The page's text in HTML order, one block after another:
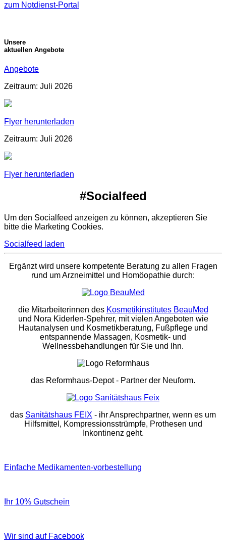
zum Notdienst-Portal
Unsere
aktuellen Angebote
Angebote
Zeitraum: Juli 2026
Flyer herunterladen
Zeitraum: Juli 2026
Flyer herunterladen
#Socialfeed
Um den Socialfeed anzeigen zu können, akzeptieren Sie
bitte die Marketing Cookies.
Socialfeed laden
Ergänzt wird unsere kompetente Beratung zu allen Fragen
rund um Arzneimittel und Homöopathie durch:
die Mitarbeiterinnen des Kosmetikinstitutes BeauMed
und Nora Kiderlen-Spehrer, mit vielen Angeboten wie
Hautanalysen und Kosmetikberatung, Fußpflege und
entspannende Massagen, Kosmetik- und
Wellnessbehandlungen für Sie und Ihn.
das Reformhaus-Depot- Partner der Neuform.
das Sanitätshaus FEIX - ihr Ansprechpartner, wenn es um
Hilfsmittel, Kompressionsstrümpfe, Prothesen und
Inkontinenz geht.
Einfache Medikamenten-vorbestellung
Ihr 10% Gutschein
Wir sind auf Facebook